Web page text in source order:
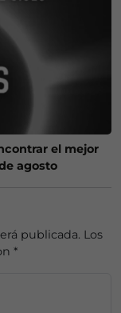
el mejor
agosto
publicada. Los
*